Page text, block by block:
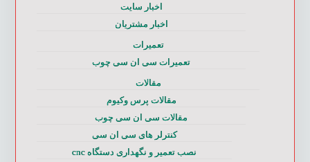
اخبار سایت
اخبار مشتریان
تعمیرات
تعمیرات سی ان سی چوب
مقالات
مقالات پرس وکیوم
مقالات سی ان سی چوب
کنترلر های سی ان سی
نصب تعمیر و نگهداری دستگاه cnc